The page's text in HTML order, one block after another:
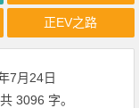
正EV之路
7月24日
3096 字。